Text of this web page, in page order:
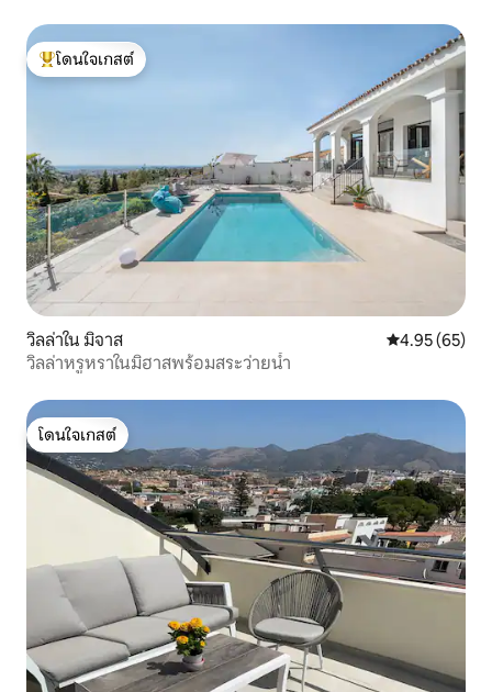
โดนใจเกสต์ที่สุด
โดนใจเกสต์
วิลล่าใน มิจาส คะแนนเฉลี่ย
4.95 (65)
วิลล่าหรูหราในมิฮาสพร้อมสระว่ายน้ำ
โดนใจเกสต์
โดนใจเกสต์